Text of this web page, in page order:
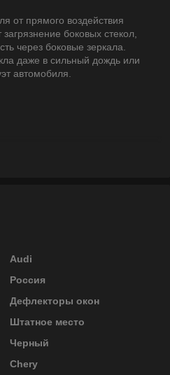
от прямого воздействия
боковых стекол,
через боковые зеркала.
даже в сильный дождь или
автомобиля.
Audi
Россия
Дефлекторы окон
Штатное место
Черный
Chery